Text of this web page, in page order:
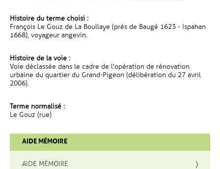
Histoire du terme choisi :
François Le Gouz de La Boullaye (près de Baugé 1623 - Ispahan
1668), voyageur angevin.
Histoire de la voie :
Voie déclassée dans le cadre de l'opération de rénovation
urbaine du quartier du Grand-Pigeon (délibération du 27 avril
2006).
Terme normalisé :
Le Gouz (rue)
AIDE MÉMOIRE
AIDE MÉMOIRE